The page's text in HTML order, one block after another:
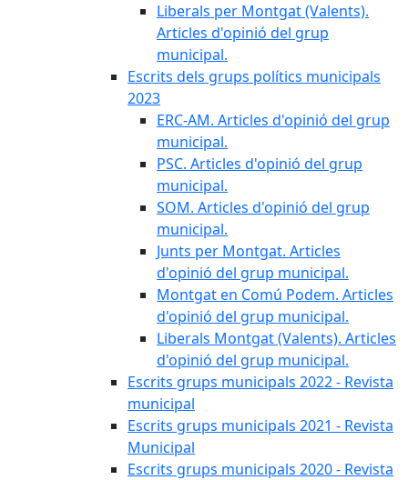
Liberals per Montgat (Valents).
Articles d'opinió del grup
municipal.
Escrits dels grups polítics municipals
2023
ERC-AM. Articles d'opinió del grup
municipal.
PSC. Articles d'opinió del grup
municipal.
SOM. Articles d'opinió del grup
municipal.
Junts per Montgat. Articles
d'opinió del grup municipal.
Montgat en Comú Podem. Articles
d'opinió del grup municipal.
Liberals Montgat (Valents). Articles
d'opinió del grup municipal.
Escrits grups municipals 2022 - Revista
municipal
Escrits grups municipals 2021 - Revista
Municipal
Escrits grups municipals 2020 - Revista